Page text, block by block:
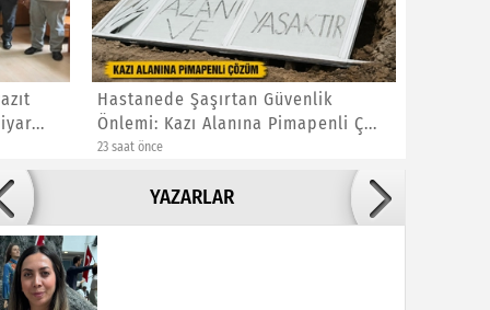
Hastanede Şaşırtan Güvenlik
Önlemi: Kazı Alanına Pimapenli Ç...
23 saat önce
YAZARLAR
Bu Şehrin Ortasında Çürüyen Bir Yapı Var